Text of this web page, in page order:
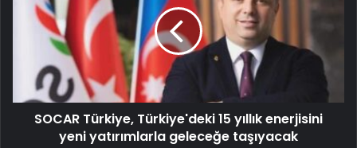
SOCAR Türkiye, Türkiye'deki 15 yıllık enerjisini
yeni yatırımlarla geleceğe taşıyacak